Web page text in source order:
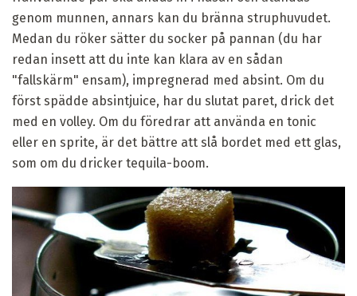
genom munnen, annars kan du bränna struphuvudet.
Medan du röker sätter du socker på pannan (du har
redan insett att du inte kan klara av en sådan
"fallskärm" ensam), impregnerad med absint. Om du
först spädde absintjuice, har du slutat paret, drick det
med en volley. Om du föredrar att använda en tonic
eller en sprite, är det bättre att slå bordet med ett glas,
som om du dricker tequila-boom.